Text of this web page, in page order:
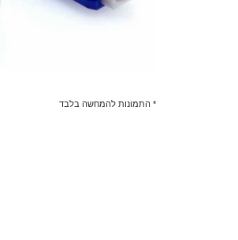
* התמונות להמחשה בלבד